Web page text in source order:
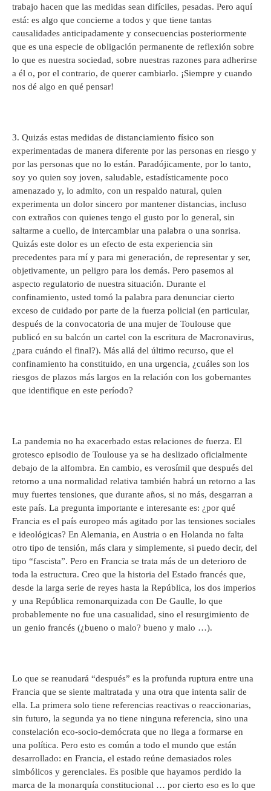
trabajo hacen que las medidas sean difíciles, pesadas. Pero aquí
está: es algo que concierne a todos y que tiene tantas
causalidades anticipadamente y consecuencias posteriormente
que es una especie de obligación permanente de reflexión sobre
lo que es nuestra sociedad, sobre nuestras razones para adherirse
a él o, por el contrario, de querer cambiarlo. ¡Siempre y cuando
nos dé algo en qué pensar!
3. Quizás estas medidas de distanciamiento físico son
experimentadas de manera diferente por las personas en riesgo y
por las personas que no lo están. Paradójicamente, por lo tanto,
soy yo quien soy joven, saludable, estadísticamente poco
amenazado y, lo admito, con un respaldo natural, quien
experimenta un dolor sincero por mantener distancias, incluso
con extraños con quienes tengo el gusto por lo general, sin
saltarme a cuello, de intercambiar una palabra o una sonrisa.
Quizás este dolor es un efecto de esta experiencia sin
precedentes para mí y para mi generación, de representar y ser,
objetivamente, un peligro para los demás. Pero pasemos al
aspecto regulatorio de nuestra situación. Durante el
confinamiento, usted tomó la palabra para denunciar cierto
exceso de cuidado por parte de la fuerza policial (en particular,
después de la convocatoria de una mujer de Toulouse que
publicó en su balcón un cartel con la escritura de Macronavirus,
¿para cuándo el final?). Más allá del último recurso, que el
confinamiento ha constituido, en una urgencia, ¿cuáles son los
riesgos de plazos más largos en la relación con los gobernantes
que identifique en este período?
La pandemia no ha exacerbado estas relaciones de fuerza. El
grotesco episodio de Toulouse ya se ha deslizado oficialmente
debajo de la alfombra. En cambio, es verosímil que después del
retorno a una normalidad relativa también habrá un retorno a las
muy fuertes tensiones, que durante años, si no más, desgarran a
este país. La pregunta importante e interesante es: ¿por qué
Francia es el país europeo más agitado por las tensiones sociales
e ideológicas? En Alemania, en Austria o en Holanda no falta
otro tipo de tensión, más clara y simplemente, si puedo decir, del
tipo “fascista”. Pero en Francia se trata más de un deterioro de
toda la estructura. Creo que la historia del Estado francés que,
desde la larga serie de reyes hasta la República, los dos imperios
y una República remonarquizada con De Gaulle, lo que
probablemente no fue una casualidad, sino el resurgimiento de
un genio francés (¿bueno o malo? bueno y malo …).
Lo que se reanudará “después” es la profunda ruptura entre una
Francia que se siente maltratada y una otra que intenta salir de
ella. La primera solo tiene referencias reactivas o reaccionarias,
sin futuro, la segunda ya no tiene ninguna referencia, sino una
constelación eco-socio-demócrata que no llega a formarse en
una política. Pero esto es común a todo el mundo que están
desarrollado: en Francia, el estado reúne demasiados roles
simbólicos y gerenciales. Es posible que hayamos perdido la
marca de la monarquía constitucional … por cierto eso es lo que